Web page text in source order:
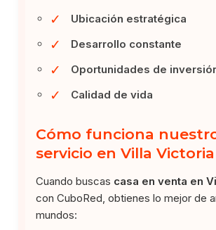
✓ Ubicación estratégica
✓ Desarrollo constante
✓ Oportunidades de
✓ Calidad de vida
Cómo funciona
servicio en Villa Victoria
Cuando buscas casa en venta en
con CuboRed, obtienes lo mejor de
mundos: